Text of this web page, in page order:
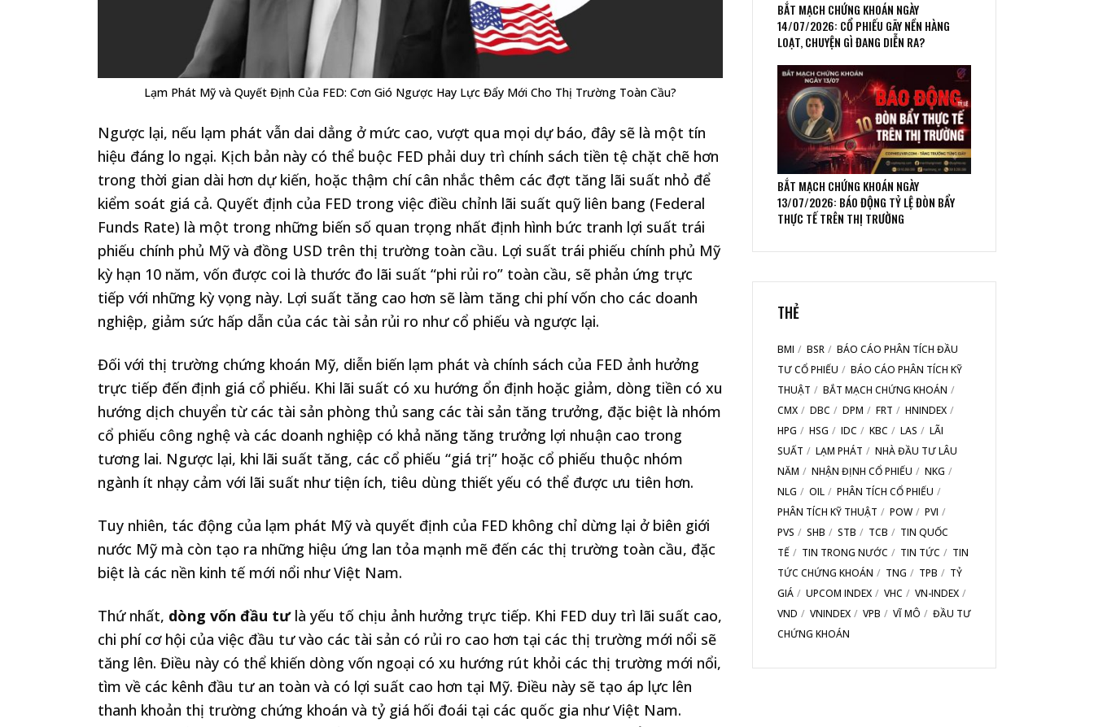
Lạm Phát Mỹ và Quyết Định Của FED: Cơn Gió Ngược Hay Lực Đẩy Mới Cho Thị Trường Toàn Cầu?
Ngược lại, nếu lạm phát vẫn dai dẳng ở mức cao, vượt qua mọi dự báo, đây sẽ là một tín
hiệu đáng lo ngại. Kịch bản này có thể buộc FED phải duy trì chính sách tiền tệ chặt chẽ hơn
trong thời gian dài hơn dự kiến, hoặc thậm chí cân nhắc thêm các đợt tăng lãi suất nhỏ để
kiểm soát giá cả. Quyết định của FED trong việc điều chỉnh lãi suất quỹ liên bang (Federal
Funds Rate) là một trong những biến số quan trọng nhất định hình bức tranh lợi suất trái
phiếu chính phủ Mỹ và đồng USD trên thị trường toàn cầu. Lợi suất trái phiếu chính phủ Mỹ
kỳ hạn 10 năm, vốn được coi là thước đo lãi suất “phi rủi ro” toàn cầu, sẽ phản ứng trực
tiếp với những kỳ vọng này. Lợi suất tăng cao hơn sẽ làm tăng chi phí vốn cho các doanh
nghiệp, giảm sức hấp dẫn của các tài sản rủi ro như cổ phiếu và ngược lại.
Đối với thị trường chứng khoán Mỹ, diễn biến lạm phát và chính sách của FED ảnh hưởng
trực tiếp đến định giá cổ phiếu. Khi lãi suất có xu hướng ổn định hoặc giảm, dòng tiền có xu
hướng dịch chuyển từ các tài sản phòng thủ sang các tài sản tăng trưởng, đặc biệt là nhóm
cổ phiếu công nghệ và các doanh nghiệp có khả năng tăng trưởng lợi nhuận cao trong
tương lai. Ngược lại, khi lãi suất tăng, các cổ phiếu “giá trị” hoặc cổ phiếu thuộc nhóm
ngành ít nhạy cảm với lãi suất như tiện ích, tiêu dùng thiết yếu có thể được ưu tiên hơn.
Tuy nhiên, tác động của lạm phát Mỹ và quyết định của FED không chỉ dừng lại ở biên giới
nước Mỹ mà còn tạo ra những hiệu ứng lan tỏa mạnh mẽ đến các thị trường toàn cầu, đặc
biệt là các nền kinh tế mới nổi như Việt Nam.
Thứ nhất, dòng vốn đầu tưlà yếu tố chịu ảnh hưởng trực tiếp. Khi FED duy trì lãi suất cao,
chi phí cơ hội của việc đầu tư vào các tài sản có rủi ro cao hơn tại các thị trường mới nổi sẽ
tăng lên. Điều này có thể khiến dòng vốn ngoại có xu hướng rút khỏi các thị trường mới nổi,
tìm về các kênh đầu tư an toàn và có lợi suất cao hơn tại Mỹ. Điều này sẽ tạo áp lực lên
thanh khoản thị trường chứng khoán và tỷ giá hối đoái tại các quốc gia như Việt Nam.
BẮT MẠCH CHỨNG KHOÁN NGÀY
14/07/2026: CỔ PHIẾU GÃY NỀN HÀNG
LOẠT, CHUYỆN GÌ ĐANG DIỄN RA?
BẮT MẠCH CHỨNG KHOÁN NGÀY
13/07/2026: BÁO ĐỘNG TỶ LỆ ĐÒN BẨY
THỰC TẾ TRÊN THỊ TRƯỜNG
THẺ
BMI BSR
BÁO CÁO PHÂN TÍCH ĐẦU
TƯ CỔ PHIẾU
BÁO CÁO PHÂN TÍCH KỸ
THUẬT
BẮT MẠCH CHỨNG KHOÁN
CMX
DBC DPM FRT
HNINDEX
HPG
HSG IDC KBC LAS
LÃI
SUẤT
LẠM PHÁT
NHÀ ĐẦU TƯ LÂU
NĂM
NHẬN ĐỊNH CỔ PHIẾU
NKG
NLG
OIL
PHÂN TÍCH CỔ PHIẾU
PHÂN TÍCH KỸ THUẬT
POW
PVI
PVS
SHB STB TCB
TIN QUỐC
TẾ
TIN TRONG NƯỚC TIN TỨC
TIN
TỨC CHỨNG KHOÁN
TNG TPB
TỶ
GIÁ
UPCOM INDEX VHC
VN-INDEX
VND
VNINDEX VPB VĨ MÔ
ĐẦU TƯ
CHỨNG KHOÁN